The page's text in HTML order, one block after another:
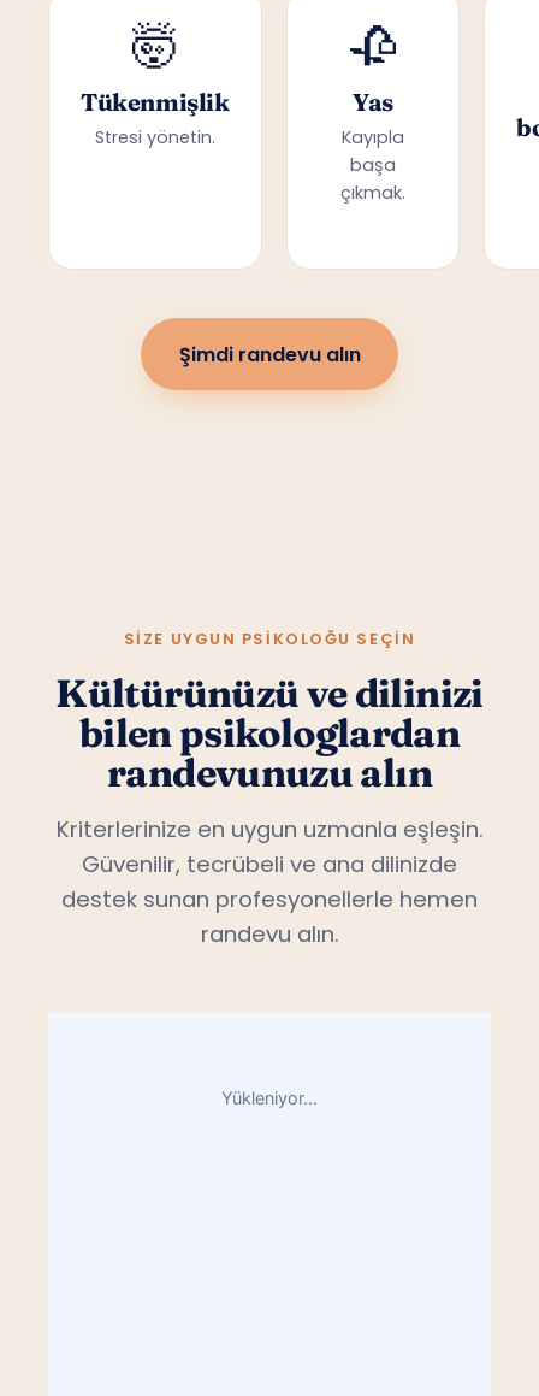
🤯
Tükenmişlik
Stresi yönetin.
🥀
Yas
Kayıpla
başa
çıkmak.
Şimdi randevu alın
SIZE UYGUN PSIKOLOĞU SEÇIN
Kültürünüzü ve dilinizi
bilen psikologlardan
randevunuzu alın
Kriterlerinize en uygun uzmanla eşleşin.
Güvenilir, tecrübeli ve ana dilinizde
destek sunan profesyonellerle hemen
randevu alın.